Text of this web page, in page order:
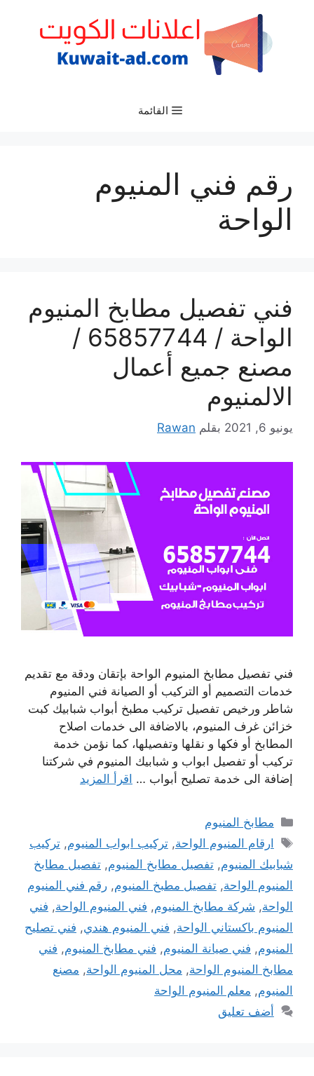
القائمة
رقم فني المنيوم
الواحة
فني تفصيل مطابخ المنيوم
الواحة / 65857744 /
مصنع جميع أعمال
الالمنيوم
يونيو 6, 2021 بقلم Rawan
فني تفصيل مطابخ المنيوم الواحة بإتقان ودقة مع تقديم
خدمات التصميم أو التركيب أو الصيانة فني المنيوم
شاطر ورخيص تفصيل تركيب مطبخ أبواب شبابيك كبت
خزائن غرف المنيوم، بالاضافة الى خدمات اصلاح
المطابخ أو فكها و نقلها وتفصيلها، كما نؤمن خدمة
تركيب أو تفصيل ابواب و شبابيك المنيوم في شركتنا
إضافة الى خدمة تصليح أبواب … اقرأ المزيد
التصنيفات
مطابخ المنيوم
الوسوم
ارقام المنيوم الواحة,تركيب ابواب المنيوم,تركيب
شبابيك المنيوم, تفصيل مطابخ المنيوم, تفصيل مطابخ
المنيوم الواحة, تفصيل مطبخ المنيوم, رقم فني المنيوم
الواحة, شركة مطابخ المنيوم, فني المنيوم الواحة, فني
المنيوم باكستاني الواحة, فني المنيوم هندي, فني تصليح
المنيوم, فني صيانة المنيوم, فني مطابخ المنيوم, فني
مطابخ المنيوم الواحة, محل المنيوم الواحة, مصنع
المنيوم, معلم المنيوم الواحة
أضف تعليق